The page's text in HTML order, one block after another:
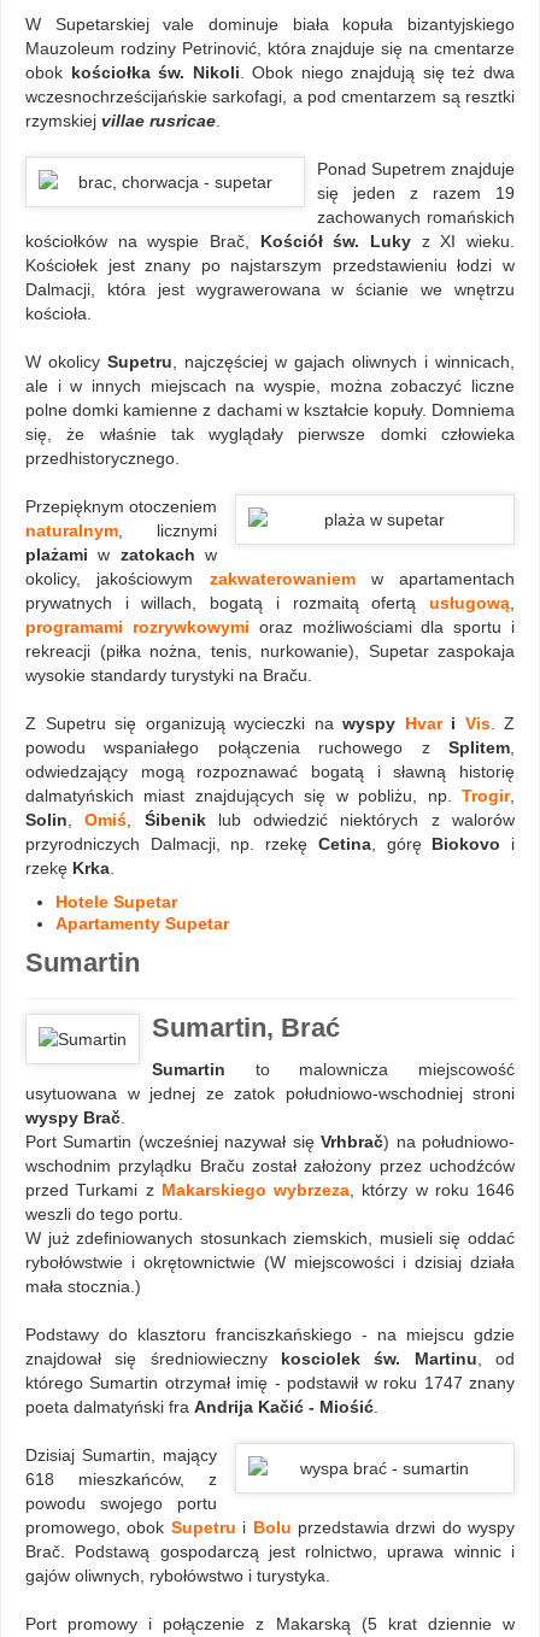
W Supetarskiej vale dominuje biała kopuła bizantyjskiego
Mauzoleum rodziny Petrinović, która znajduje się na cmentarze
obok kościołka św. Nikoli . Obok niego znajdują się też dwa
wczesnochrześcijańskie sarkofagi, a pod cmentarzem są resztki
rzymskiej villae rusricae
Ponad Supetrem znajduje
się jeden z razem 19
zachowanych romańskich
kościołków na wyspie Brač, Kościół św. Luky z XI wieku.
Kościołek jest znany po najstarszym przedstawieniu łodzi w
Dalmacji, która jest wygrawerowana w ścianie we wnętrzu
kościoła.
W okolicy Supetru , najczęściej w gajach oliwnych i winnicach,
ale i w innych miejscach na wyspie, można zobaczyć liczne
polne domki kamienne z dachami w kształcie kopuły. Domniema
się, że właśnie tak wyglądały pierwsze domki człowieka
przedhistorycznego.
Przepięknym otoczeniem
naturalnym , licznymi
plażamiw zatokachw
okolicy, jakościowym zakwaterowaniem w apartamentach
prywatnych i willach, bogatą i rozmaitą ofertą usługową
programami rozrywkowymi oraz możliwościami dla sportu i
rekreacji (piłka nożna, tenis, nurkowanie), Supetar zaspokaja
wysokie standardy turystyki na Braču.
Z Supetru się organizują wycieczki na wyspy Hvar i Vis. Z
powodu wspaniałego połączenia ruchowego z Splitem
odwiedzający mogą rozpoznawać bogatą i sławną historię
dalmatyńskich miast znajdujących się w pobliżu, np. Trogir,
Solin ,Omiś Śibenik lub odwiedzić niektórych z walorów
przyrodniczych Dalmacji, np. rzekę Cetina, górę Biokovo i
rzekę Krka
Hotele Supetar
Apartamenty Supetar
Sumartin
Sumartin, Brać
Sumartin to malownicza miejscowość
usytuowana w jednej ze zatok południowo-wschodniej stroni
wyspy Brač
Port Sumartin (wcześniej nazywał sięVrhbrač) na południowo-
wschodnim przylądku Braču został założony przez uchodźców
przed Turkami z Makarskiego wybrzeza , którzy w roku 1646
weszli do tego portu.
W już zdefiniowanych stosunkach ziemskich, musieli się oddać
rybołówstwie i okrętownictwie (W miejscowości i dzisiaj działa
mała stocznia.)
Podstawy do klasztoru franciszkańskiego - na miejscu gdzie
znajdował się średniowieczny kosciolek św. Martinu , od
którego Sumartin otrzymał imię - podstawił w roku 1747 znany
poeta dalmatyński fra Andrija Kačić - Miośić
Dzisiaj Sumartin, mający
618 mieszkańców, z
powodu swojego portu
promowego, obok Supetru i Bolu przedstawia drzwi do wyspy
Brač. Podstawą gospodarczą jest rolnictwo, uprawa winnic i
gajów oliwnych, rybołówstwo i turystyka.
Port promowy i połączenie z Makarską (5 krat dziennie w